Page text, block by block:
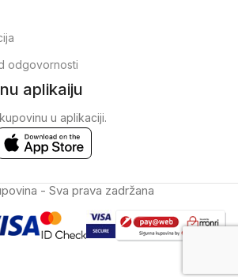
odgovornosti
aplikaiju
u aplikaciji.
- Sva prava zadržana